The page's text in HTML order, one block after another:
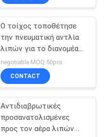
Ο τοίχος τοποθέτησε
την πνευματική αντλία
λιπών για το διανομέα
13kgs/30lbs 50:1
negotiable MOQ:50pcs
CONTACT
Αντιδιαβρωτικές
προσανατολισμένες
προς τον αέρα λιπών